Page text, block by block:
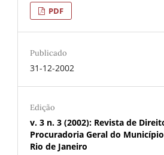
PDF
Publicado
31-12-2002
Edição
v. 3 n. 3 (2002): Revista de
Procuradoria Geral do
Rio de Janeiro